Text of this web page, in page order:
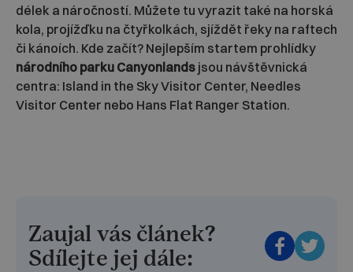
délek a náročností. Můžete tu vyrazit také na horská
kola, projížďku na čtyřkolkách, sjíždět řeky na raftech
či kánoích. Kde začít? Nejlepším startem prohlídky
národního parku Canyonlands jsou návštěvnická
centra: Island in the Sky Visitor Center, Needles
Visitor Center nebo Hans Flat Ranger Station.
Zaujal vás článek?
Sdílejte jej dále: